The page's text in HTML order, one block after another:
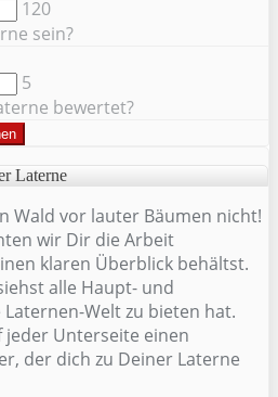
120
sein?
5
bewertet?
Laterne
Wald vor lauter Bäumen nicht!
wir Dir die Arbeit
klaren Überblick behältst.
alle Haupt- und
Welt zu bieten hat.
Unterseite einen
der dich zu Deiner Laterne